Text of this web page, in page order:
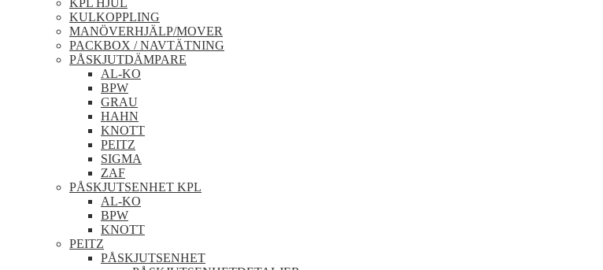
KPL HJUL
KULKOPPLING
MANÖVERHJÄLP/MOVER
PACKBOX / NAVTÄTNING
PÅSKJUTDÄMPARE
AL-KO
BPW
GRAU
HAHN
KNOTT
PEITZ
SIGMA
ZAF
PÅSKJUTSENHET KPL
AL-KO
BPW
KNOTT
PEITZ
PÅSKJUTSENHET